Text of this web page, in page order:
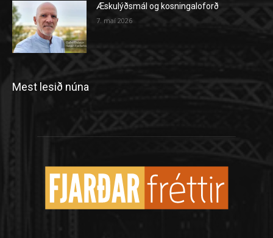
Æskulýðsmál og kosningaloforð
7. maí 2026
Mest lesið núna